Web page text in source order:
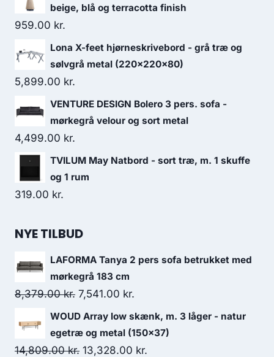
beige, blå og terracotta finish
959.00 kr.
Lona X-feet hjørneskrivebord - grå træ og
sølvgrå metal (220x220x80)
5,899.00 kr.
VENTURE DESIGN Bolero 3 pers. sofa -
mørkegrå velour og sort metal
4,499.00 kr.
TVILUM May Natbord - sort træ, m. 1 skuffe
og 1 rum
319.00 kr.
NYE TILBUD
LAFORMA Tanya 2 pers sofa betrukket med
mørkegrå 183 cm
8,379.00kr. 7,541.00 kr.
WOUD Array low skænk, m. 3 låger - natur
egetræ og metal (150x37)
14,809.00kr. 13,328.00 kr.